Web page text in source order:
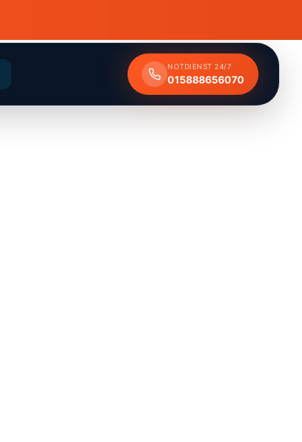
NOTDIENST 24/7
015888656070